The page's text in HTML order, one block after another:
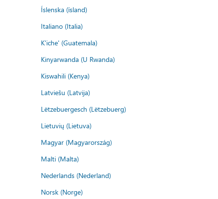
Íslenska (ísland)
Italiano (Italia)
K'iche' (Guatemala)
Kinyarwanda (U Rwanda)
Kiswahili (Kenya)
Latviešu (Latvija)
Lëtzebuergesch (Lëtzebuerg)
Lietuvių (Lietuva)
Magyar (Magyarország)
Malti (Malta)
Nederlands (Nederland)
Norsk (Norge)